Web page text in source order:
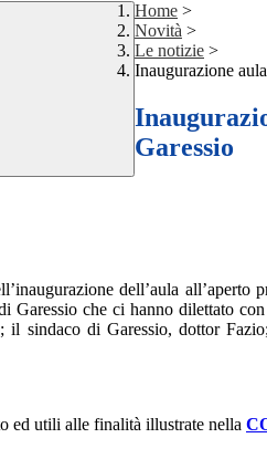
Home >
Novità >
Le notizie >
Inaugurazione
Garessio
dell’aula
che ci hanno dilettato
il sindaco di Garessio, dottor
ed utili alle finalità illustrate nella